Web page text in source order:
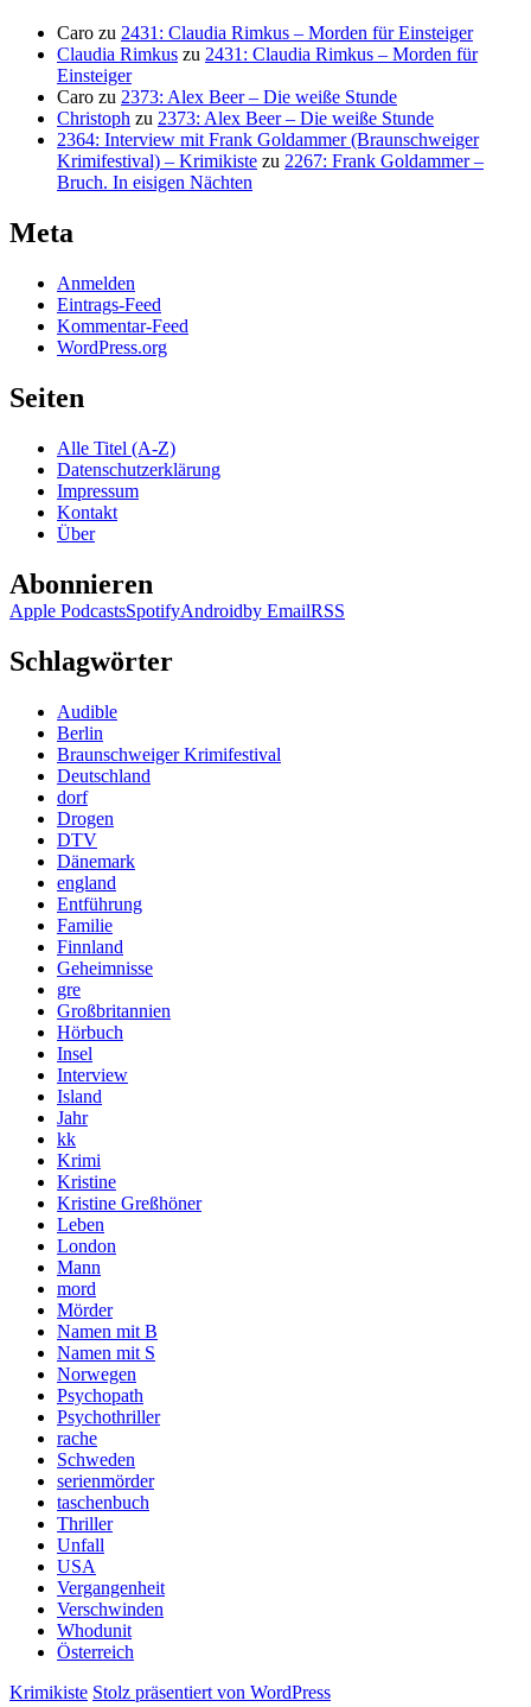
Caro zu 2431: Claudia Rimkus – Morden für Einsteiger
Claudia Rimkus zu 2431: Claudia Rimkus – Morden für
Einsteiger
Caro zu 2373: Alex Beer – Die weiße Stunde
Christoph zu 2373: Alex Beer – Die weiße Stunde
2364: Interview mit Frank Goldammer (Braunschweiger
Krimifestival) – Krimikiste zu 2267: Frank Goldammer –
Bruch. In eisigen Nächten
Meta
Anmelden
Eintrags-Feed
Kommentar-Feed
WordPress.org
Seiten
Alle Titel (A-Z)
Datenschutzerklärung
Impressum
Kontakt
Über
Abonnieren
Apple PodcastsSpotifyAndroidby EmailRSS
Schlagwörter
Audible
Berlin
Braunschweiger Krimifestival
Deutschland
dorf
Drogen
DTV
Dänemark
england
Entführung
Familie
Finnland
Geheimnisse
gre
Großbritannien
Hörbuch
Insel
Interview
Island
Jahr
kk
Krimi
Kristine
Kristine Greßhöner
Leben
London
Mann
mord
Mörder
Namen mit B
Namen mit S
Norwegen
Psychopath
Psychothriller
rache
Schweden
serienmörder
taschenbuch
Thriller
Unfall
USA
Vergangenheit
Verschwinden
Whodunit
Österreich
Krimikiste Stolz präsentiert von WordPress